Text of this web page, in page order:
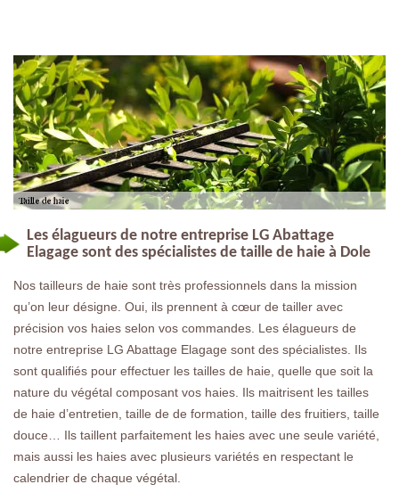
Les élagueurs de notre entreprise LG Abattage
Elagage sont des spécialistes de taille de haie à Dole
Nos tailleurs de haie sont très professionnels dans la mission
qu’on leur désigne. Oui, ils prennent à cœur de tailler avec
précision vos haies selon vos commandes. Les élagueurs de
notre entreprise LG Abattage Elagage sont des spécialistes. Ils
sont qualifiés pour effectuer les tailles de haie, quelle que soit la
nature du végétal composant vos haies. Ils maitrisent les tailles
de haie d’entretien, taille de de formation, taille des fruitiers, taille
douce… Ils taillent parfaitement les haies avec une seule variété,
mais aussi les haies avec plusieurs variétés en respectant le
calendrier de chaque végétal.